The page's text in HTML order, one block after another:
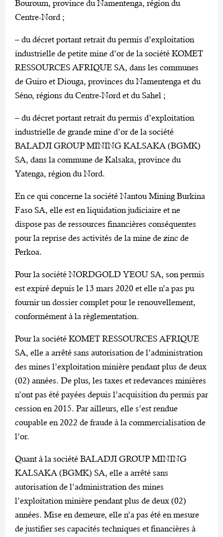
Bouroum, province du Namentenga, région du
Centre-Nord ;
– du décret portant retrait du permis d’exploitation
industrielle de petite mine d’or de la société KOMET
RESSOURCES AFRIQUE SA, dans les communes
de Guiro et Diouga, provinces du Namentenga et du
Séno, régions du Centre-Nord et du Sahel ;
– du décret portant retrait du permis d’exploitation
industrielle de grande mine d’or de la société
BALADJI GROUP MINING KALSAKA (BGMK)
SA, dans la commune de Kalsaka, province du
Yatenga, région du Nord.
En ce qui concerne la société Nantou Mining Burkina
Faso SA, elle est en liquidation judiciaire et ne
dispose pas de ressources financières conséquentes
pour la reprise des activités de la mine de zinc de
Perkoa.
Pour la société NORDGOLD YEOU SA, son permis
est expiré depuis le 13 mars 2020 et elle n’a pas pu
fournir un dossier complet pour le renouvellement,
conformément à la règlementation.
Pour la société KOMET RESSOURCES AFRIQUE
SA, elle a arrêté sans autorisation de l’administration
des mines l’exploitation minière pendant plus de deux
(02) années. De plus, les taxes et redevances minières
n’ont pas été payées depuis l’acquisition du permis par
cession en 2015. Par ailleurs, elle s’est rendue
coupable en 2022 de fraude à la commercialisation de
l’or.
Quant à la société BALADJI GROUP MINING
KALSAKA (BGMK) SA, elle a arrêté sans
autorisation de l’administration des mines
l’exploitation minière pendant plus de deux (02)
années. Mise en demeure, elle n’a pas été en mesure
de justifier ses capacités techniques et financières à